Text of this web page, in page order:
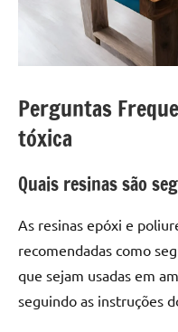
Perguntas
tóxica
Quais resinas são
As resinas epóxi e
recomendadas como
que sejam usadas em
seguindo as instruções